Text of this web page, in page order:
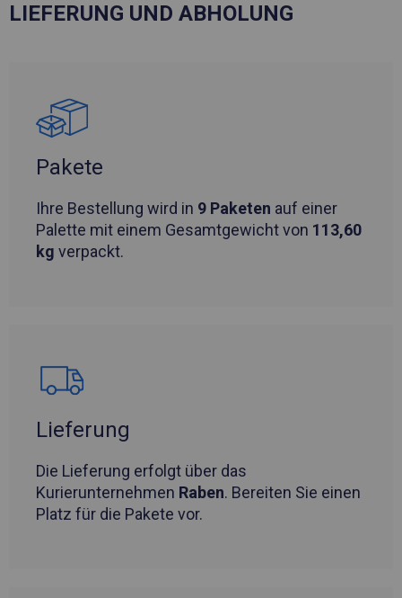
LIEFERUNG UND ABHOLUNG
Pakete
Ihre Bestellung wird in 9 Paketen auf einer
Palette mit einem Gesamtgewicht von 113,60
kg verpackt.
Lieferung
Die Lieferung erfolgt über das
Kurierunternehmen Raben. Bereiten Sie einen
Platz für die Pakete vor.